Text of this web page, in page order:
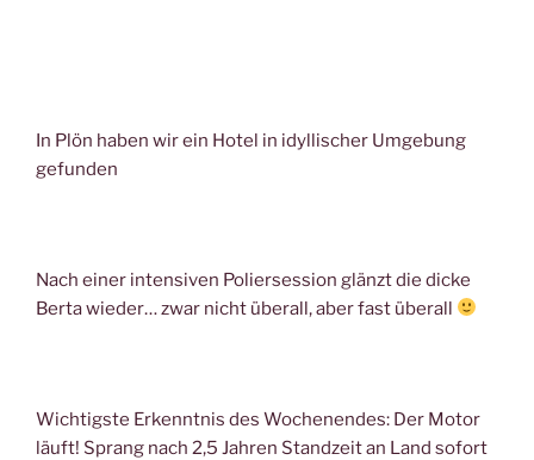
In Plön haben wir ein Hotel in idyllischer Umgebung
gefunden
Nach einer intensiven Poliersession glänzt die dicke
Berta wieder… zwar nicht überall, aber fast überall
Wichtigste Erkenntnis des Wochenendes: Der Motor
läuft! Sprang nach 2,5 Jahren Standzeit an Land sofort